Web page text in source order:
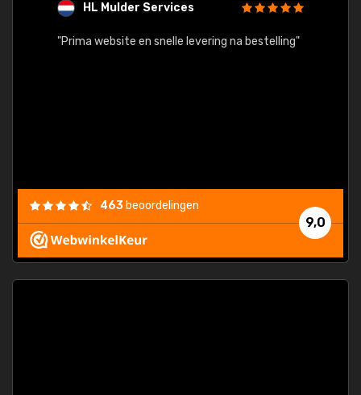
HL Mulder Services
"Prima website en snelle levering na bestelling"
9,0
463 beoordelingen